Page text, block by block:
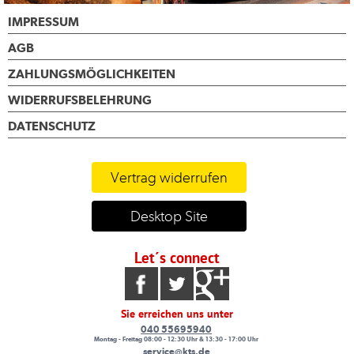
IMPRESSUM
AGB
ZAHLUNGSMÖGLICHKEITEN
WIDERRUFSBELEHRUNG
DATENSCHUTZ
Vertrag widerrufen
Desktop Site
Let´s connect
Sie erreichen uns unter
040 55695940
Montag - Freitag 08:00 - 12:30 Uhr & 13:30 - 17:00 Uhr
service@kts.de